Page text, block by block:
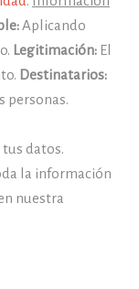
Aplicando
Legitimación: El
Destinatarios:
personas.
datos.
la información
nuestra